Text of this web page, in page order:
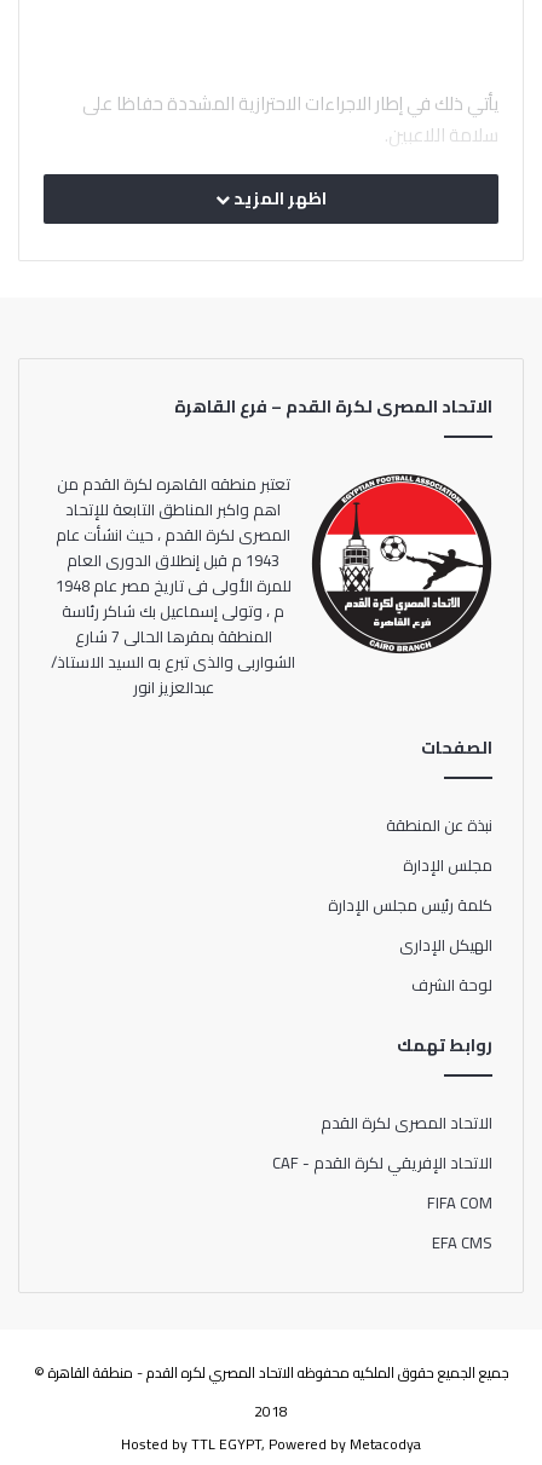
يأتي ذلك في إطار الاجراءات الاحترازية المشددة حفاظا على
سلامة اللاعبين.
اظهر المزيد
الاتحاد المصرى لكرة القدم – فرع القاهرة
تعتبر منطقه القاهره لكرة القدم من
اهم واكبر المناطق التابعة للإتحاد
المصرى لكرة القدم ، حيث انشأت عام
1943 م قبل إنطلاق الدورى العام
للمرة الأولى فى تاريخ مصر عام 1948
م ، وتولى إسماعيل بك شاكر رئاسة
المنطقة بمقرها الحالى 7 شارع
الشواربى والذى تبرع به السيد الاستاذ/
عبدالعزيز انور
الصفحات
نبذة عن المنطقة
مجلس الإدارة
كلمة رئيس مجلس الإدارة
الهيكل الإدارى
لوحة الشرف
روابط تهمك
الاتحاد المصرى لكرة القدم
الاتحاد الإفريقي لكرة القدم - CAF
FIFA COM
EFA CMS
جميع الجميع حقوق الملكيه محفوظه الاتحاد المصري لكره القدم - منطقة القاهرة ©
2018
Hosted byTTL EGYPT, Powered byMetacodya